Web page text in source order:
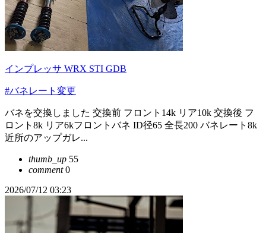
インプレッサ WRX STI GDB
#バネレート変更
バネを交換しました 交換前 フロント14k リア10k 交換後 フ
ロント8k リア6kフロントバネ ID径65 全長200 バネレート8k
近所のアップガレ...
thumb_up 55
comment0
2026/07/12 03:23